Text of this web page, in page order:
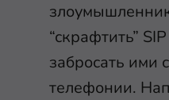
“скрафтить”
забросать ими
телефонии.